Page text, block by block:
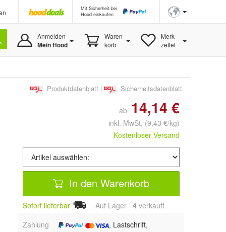
Mit Sicherheit bei
Hood einkaufen
Anmelden
Mein Hood
Waren-
korb
Merk-
zettel
Produktdatenblatt | Sicherheitsdatenblatt
ab 14,14 €
inkl. MwSt. (9,43 €/kg)
Kostenloser Versand
In den Warenkorb
Sofort lieferbar Auf Lager 4 verkauft
Zahlung
, Lastschrift,